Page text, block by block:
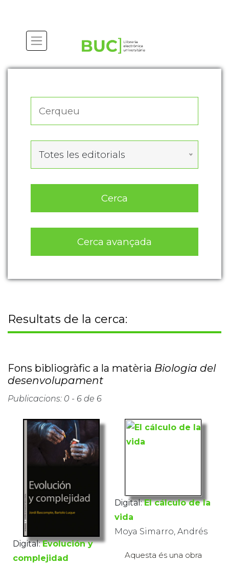
Totes les editorials
Cerca
Cerca avançada
Resultats de la cerca:
Fons bibliogràfic a la matèria Biologia del
desenvolupament
Publicacions: 0 - 6 de 6
Digital: Evolución y
complejidad
Digital: El cálculo de la
vida
Moya Simarro, Andrés
Aquesta és una obra